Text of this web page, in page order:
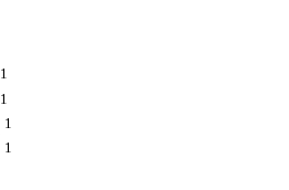
1
1
1
1